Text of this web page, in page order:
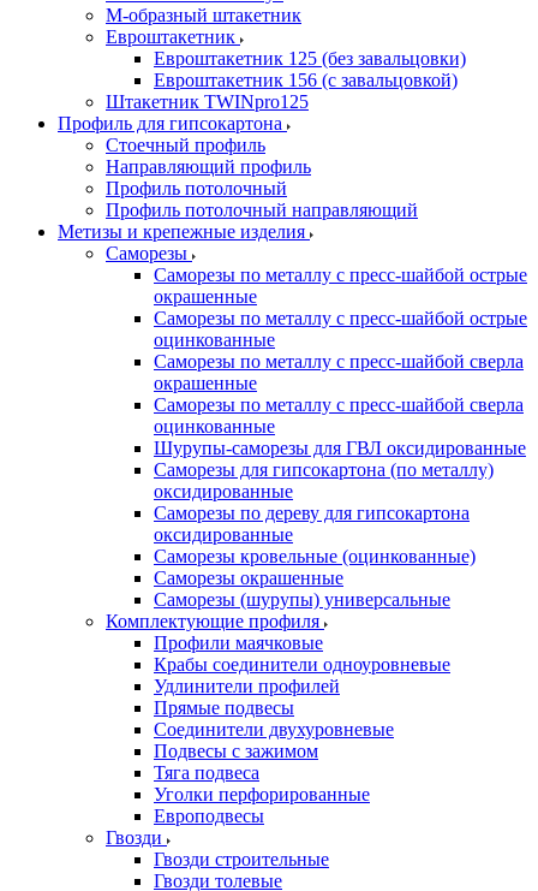
М-образный штакетник
Евроштакетник
Евроштакетник 125 (без завальцовки)
Евроштакетник 156 (с завальцовкой)
Штакетник TWINpro125
Профиль для гипсокартона
Стоечный профиль
Направляющий профиль
Профиль потолочный
Профиль потолочный направляющий
Метизы и крепежные изделия
Саморезы
Саморезы по металлу с пресс-шайбой острые
окрашенные
Саморезы по металлу с пресс-шайбой острые
оцинкованные
Саморезы по металлу с пресс-шайбой сверла
окрашенные
Саморезы по металлу с пресс-шайбой сверла
оцинкованные
Шурупы-саморезы для ГВЛ оксидированные
Саморезы для гипсокартона (по металлу)
оксидированные
Саморезы по дереву для гипсокартона
оксидированные
Саморезы кровельные (оцинкованные)
Саморезы окрашенные
Саморезы (шурупы) универсальные
Комплектующие профиля
Профили маячковые
Крабы соединители одноуровневые
Удлинители профилей
Прямые подвесы
Соединители двухуровневые
Подвесы с зажимом
Тяга подвеса
Уголки перфорированные
Европодвесы
Гвозди
Гвозди строительные
Гвозди толевые